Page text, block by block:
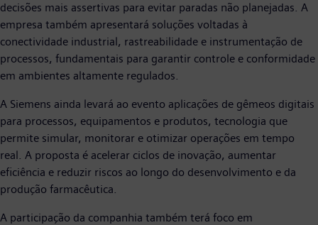
decisões mais assertivas para evitar paradas não planejadas. A
empresa também apresentará soluções voltadas à
conectividade industrial, rastreabilidade e instrumentação de
processos, fundamentais para garantir controle e conformidade
em ambientes altamente regulados.
A Siemens ainda levará ao evento aplicações de gêmeos digitais
para processos, equipamentos e produtos, tecnologia que
permite simular, monitorar e otimizar operações em tempo
real. A proposta é acelerar ciclos de inovação, aumentar
eficiência e reduzir riscos ao longo do desenvolvimento e da
produção farmacêutica.
A participação da companhia também terá foco em